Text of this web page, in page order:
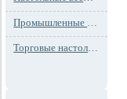
Промышленные весы (до 100 тонн)
Торговые настольные весы MAX до 30 кг